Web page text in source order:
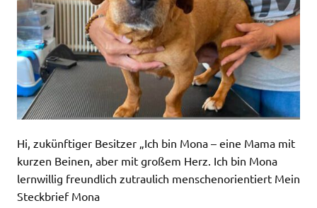
Hi, zukünftiger Besitzer „Ich bin Mona – eine Mama mit
kurzen Beinen, aber mit großem Herz. Ich bin Mona
lernwillig freundlich zutraulich menschenorientiert Mein
Steckbrief Mona